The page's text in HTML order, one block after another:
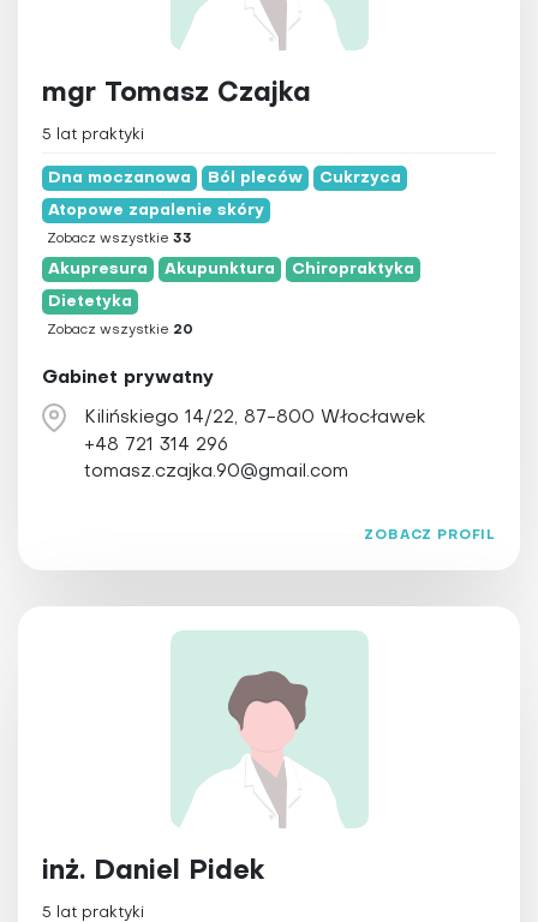
mgr Tomasz Czajka
5 lat praktyki
Dna moczanowa Ból pleców Cukrzyca
Atopowe zapalenie skóry
Zobacz wszystkie 33
Akupresura Akupunktura Chiropraktyka
Dietetyka
Zobacz wszystkie 20
Gabinet prywatny
Kilińskiego 14/22, 87-800 Włocławek
+48 721 314 296
tomasz.czajka.90@gmail.com
ZOBACZ PROFIL
inż. Daniel Pidek
5 lat praktyki